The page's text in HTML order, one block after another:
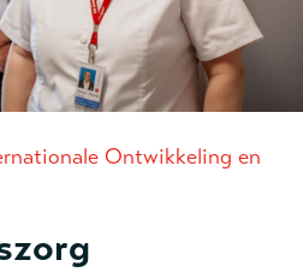
Ontwikkeling en